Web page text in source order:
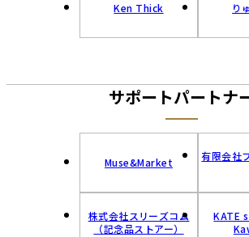
Ken Thick り
サポートパートナ
Muse&Market
有限会社
株式会社スリーズコム
（記念品ストアー）
KATE